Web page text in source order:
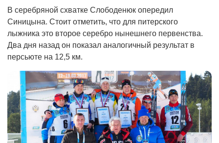
В серебряной схватке Слободенюк опередил
Синицына. Стоит отметить, что для питерского
лыжника это второе серебро нынешнего первенства.
Два дня назад он показал аналогичный результат в
персьюте на 12,5 км.